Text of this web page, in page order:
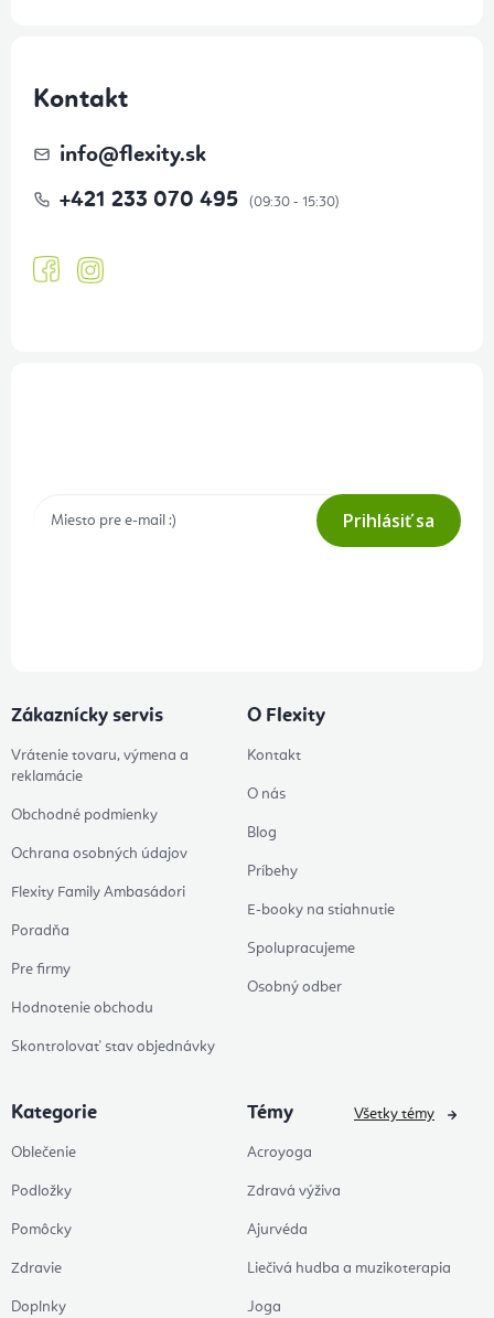
Kontakt
info@flexity.sk
+421 233 070 495
Prihlásiť sa
Zákaznícky servis
Vrátenie tovaru, výmena a
reklamácie
Obchodné podmienky
Ochrana osobných údajov
Flexity Family Ambasádori
Poradňa
Pre firmy
Hodnotenie obchodu
Skontrolovať stav objednávky
O Flexity
Kontakt
O nás
Blog
Príbehy
E-booky na stiahnutie
Spolupracujeme
Osobný odber
Kategorie
Oblečenie
Podložky
Pomôcky
Zdravie
Doplnky
Témy
Acroyoga
Zdravá výživa
Ajurvéda
Liečivá hudba a muzikoterapia
Joga
Všetky témy